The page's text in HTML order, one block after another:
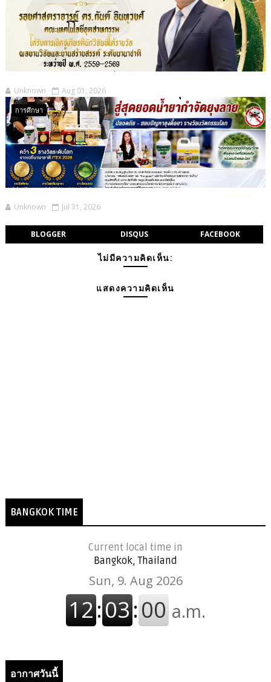
Unknown Aug 01, 2026
การศึกษา
Unknown Jul 31, 2026
BLOGGER DISQUS FACEBOOK
ไม่มีความคิดเห็น:
แสดงความคิดเห็น
BANGKOK TIME
Current local time in
Bangkok, Thailand
อากาศวันนี้